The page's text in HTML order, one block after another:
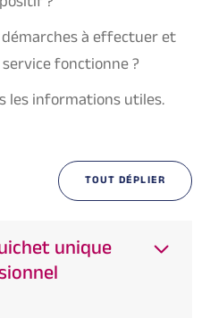
à effectuer et
fonctionne ?
les informations utiles.
TOUT DÉPLIER
unique